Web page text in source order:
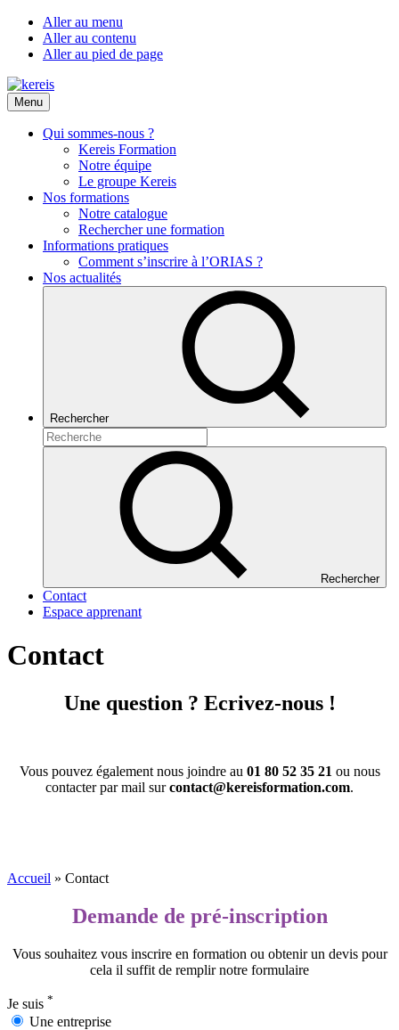
Aller au menu
Aller au contenu
Aller au pied de page
Menu
Qui sommes-nous ?
Kereis Formation
Notre équipe
Le groupe Kereis
Nos formations
Notre catalogue
Rechercher une formation
Informations pratiques
Comment s’inscrire à l’ORIAS ?
Nos actualités
Rechercher
Rechercher
Contact
Espace apprenant
Contact
Une question ? Ecrivez-nous !
Vous pouvez également nous joindre au 01 80 52 35 21 ou nous
contacter par mail surcontact@kereisformation.com.
Accueil » Contact
Demande de pré-inscription
Vous souhaitez vous inscrire en formation ou obtenir un devis pour
cela il suffit de remplir notre formulaire
Je suis *
Une entreprise